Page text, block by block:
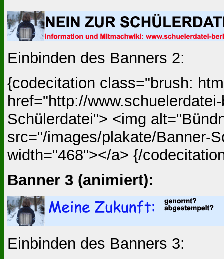
Einbinden des Banners 2:
{codecitation class="brush:
href="http://
Schülerdatei"> <img
src="/images/plakate/Banner-
width="468"></a> {/
Banner 3 (animiert):
Einbinden des Banners 3: